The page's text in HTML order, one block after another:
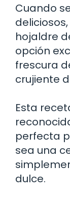
Cuando
hojaldre
opción
frescura
crujiente
Esta
perfecta
sea una
dulce.